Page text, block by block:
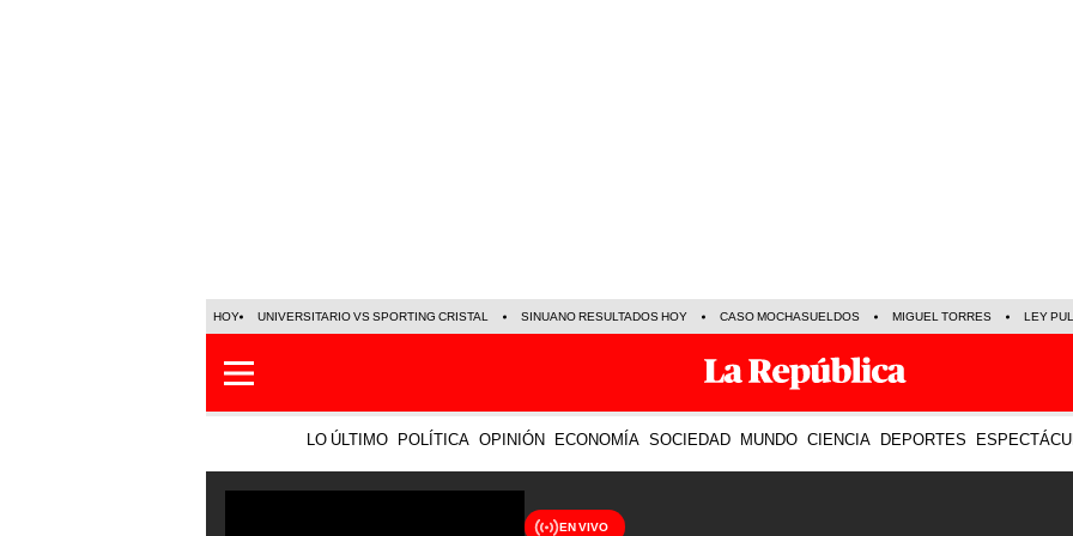
HOY UNIVERSITARIO VS SPORTING CRISTAL SINUANO RESULTADOS HOY CASO MOCHASUELDOS MIGUEL TORRES LEY
LO ÚLTIMO POLÍTICA OPINIÓN ECONOMÍA SOCIEDAD MUNDO CIENCIA DEPORTES
EN VIVO